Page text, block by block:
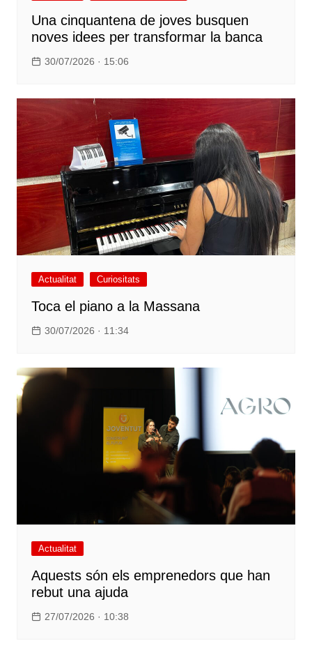
Una cinquantena de joves busquen
noves idees per transformar la banca
30/07/2026 · 15:06
Actualitat Curiositats
Toca el piano a la Massana
30/07/2026 · 11:34
Actualitat
Aquests són els emprenedors que han
rebut una ajuda
27/07/2026 · 10:38